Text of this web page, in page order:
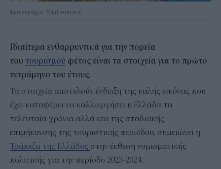
Φωτογραφία: Shutterstock
Ιδιαίτερα ενθαρρυντικά για την πορεία
του τουρισμού φέτος είναι τα στοιχεία για το πρώτο
τετράμηνο του έτους.
Τα στοιχεία αποτελούν ένδειξη της καλής εικόνας που
έχει καταφέρει να καλλιεργήσει η Ελλάδα τα
τελευταία χρόνια αλλά και της σταδιακής
επιμήκυνσης της τουριστικής περιόδου, σημειώνει η
Τράπεζα της Ελλάδος στην έκθεση νομισματικής
πολιτικής για την περίοδο 2023-2024.